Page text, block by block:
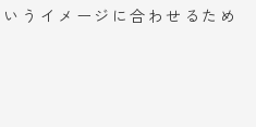
うイメージに合わせるため